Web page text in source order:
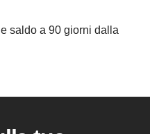
saldo a 90 giorni dalla